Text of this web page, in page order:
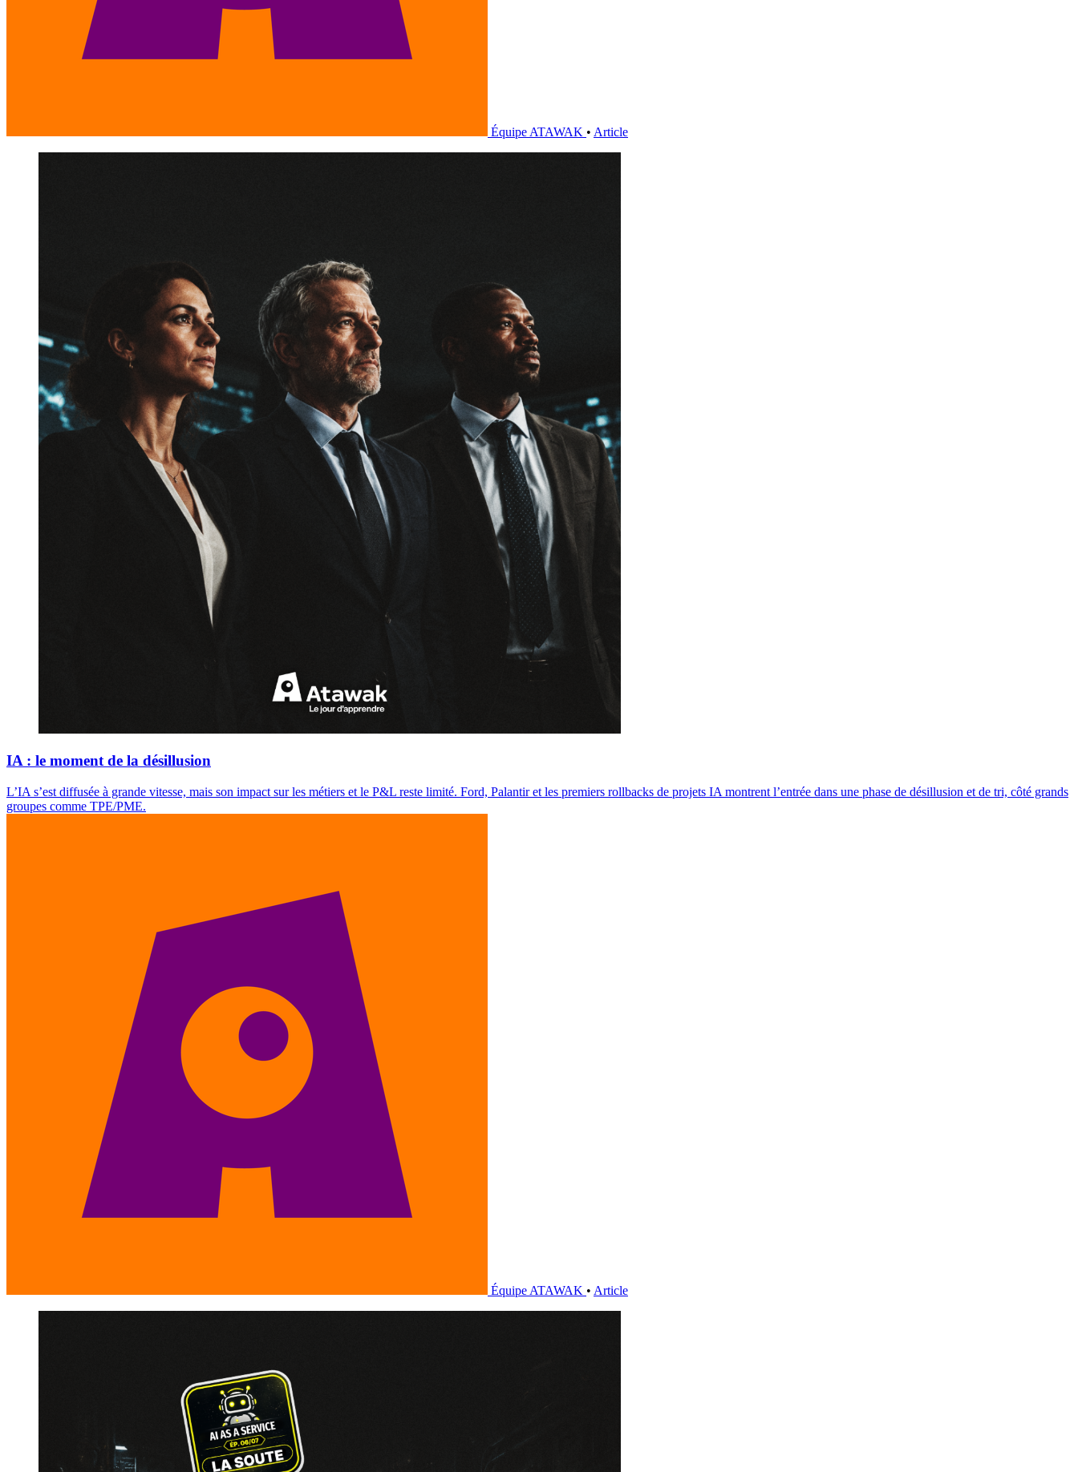
Équipe ATAWAK • Article
IA : le moment de la désillusion
L’IA s’est diffusée à grande vitesse, mais son impact sur les métiers et le P&L reste limité. Ford, Palantir et les premiers rollbacks de projets IA montrent l’entrée dans une phase de désillusion et de tri, côté grands
groupes comme TPE/PME.
Équipe ATAWAK • Article